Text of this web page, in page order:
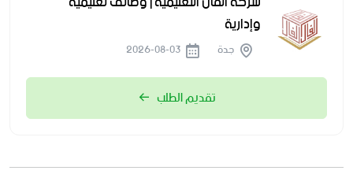
وإدارية
جدة
تقديم الطلب